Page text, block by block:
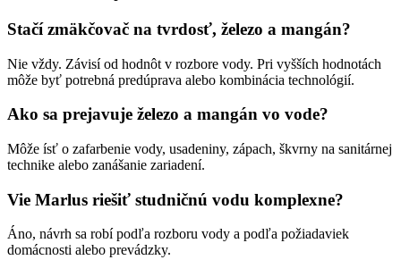
Stačí zmäkčovač na tvrdosť, železo a mangán?
Nie vždy. Závisí od hodnôt v rozbore vody. Pri vyšších hodnotách
môže byť potrebná predúprava alebo kombinácia technológií.
Ako sa prejavuje železo a mangán vo vode?
Môže ísť o zafarbenie vody, usadeniny, zápach, škvrny na sanitárnej
technike alebo zanášanie zariadení.
Vie Marlus riešiť studničnú vodu komplexne?
Áno, návrh sa robí podľa rozboru vody a podľa požiadaviek
domácnosti alebo prevádzky.